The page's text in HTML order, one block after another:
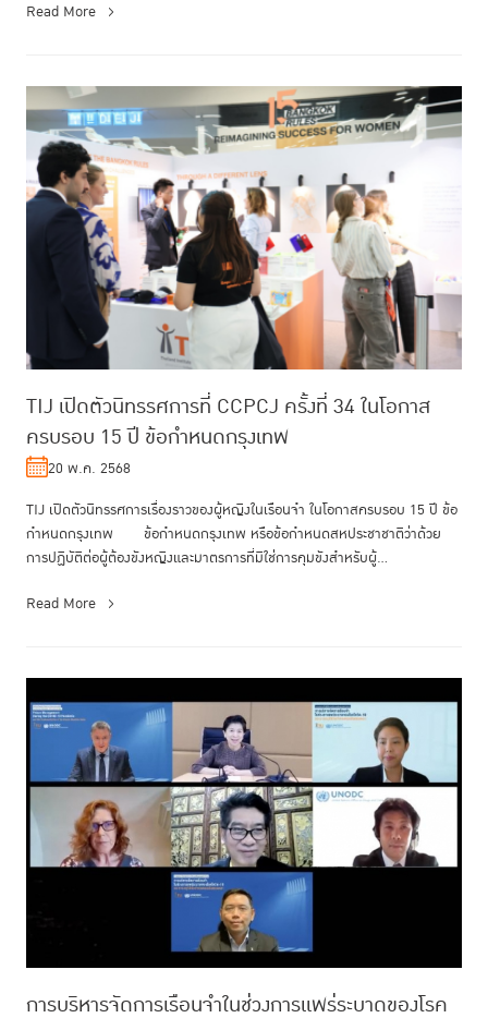
Read More
TIJ เปิดตัวนิทรรศการที่ CCPCJ ครั้งที่ 34 ในโอกาส
ครบรอบ 15 ปี ข้อกำหนดกรุงเทพ
20 พ.ค. 2568
TIJ เปิดตัวนิทรรศการเรื่องราวของผู้หญิงในเรือนจำ ในโอกาสครบรอบ 15 ปี ข้อ
กำหนดกรุงเทพ ข้อกำหนดกรุงเทพ หรือข้อกำหนดสหประชาชาติว่าด้วย
การปฏิบัติต่อผู้ต้องขังหญิงและมาตรการที่มิใช่การคุมขังสำหรับผู้...
Read More
การบริหารจัดการเรือนจำในช่วงการแพร่ระบาดของโรค